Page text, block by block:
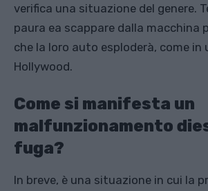
verifica una situazione del genere.
paura ea scappare dalla macchina
che la loro auto esploderà, come in
Hollywood.
Come si manifesta un
malfunzionamento
fuga?
In breve, è una situazione in cui la